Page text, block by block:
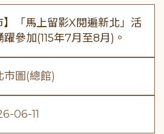
】「馬上留影X閱遍新北」活
參加(115年7月至8月)。
市圖(總館)
06-11